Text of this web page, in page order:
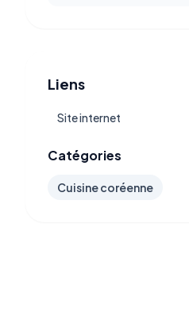
Liens
Site internet
Catégories
Cuisine coréenne